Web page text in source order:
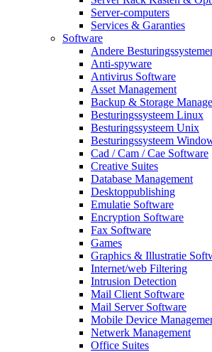
Server-computers
Services & Garanties
Software
Andere
Anti-spyware
Antivirus Software
Asset Management
Backup & Storage
Besturingssysteem Linux
Besturingssysteem Unix
Besturingssysteem
Cad / Cam / Cae Software
Creative Suites
Database Management
Desktoppublishing
Emulatie Software
Encryption Software
Fax Software
Games
Graphics & Illustratie
Internet/web Filtering
Intrusion Detection
Mail Client Software
Mail Server Software
Mobile Device
Netwerk Management
Office Suites